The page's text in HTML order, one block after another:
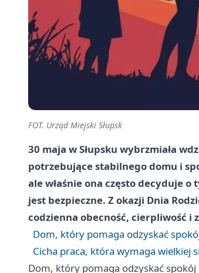
FOT. Urząd Miejski Słupsk
30 maja w Słupsku wybrzmiała
potrzebujące stabilnego domu i
ale właśnie ona często decyduje o
jest bezpieczne. Z okazji Dnia
codzienna obecność, cierpliwość i
Dom, który pomaga odzyskać
Cicha praca, która wymaga wielkiej
Dom, który pomaga odzyskać spokój